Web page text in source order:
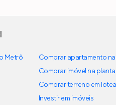
Metrô
Comprar apartamento
Comprar imóvel na planta
Comprar terreno em
Investir em imóveis